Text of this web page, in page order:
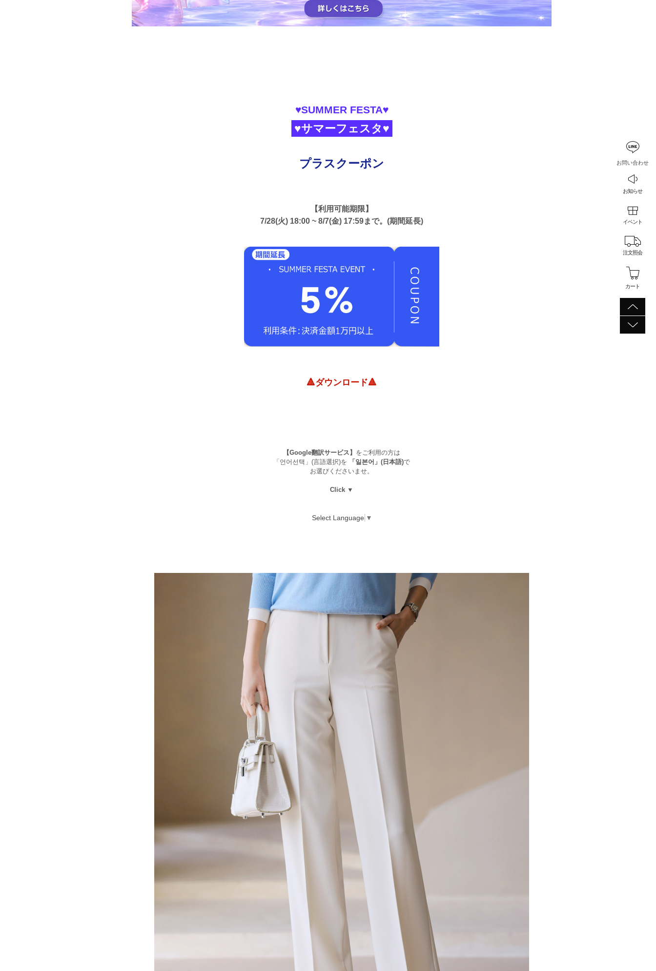
お問い合わせ
お知らせ
イベント
注文照会
カート
♥SUMMER FESTA♥
♥サマーフェスタ♥
プラスクーポン
【利用可能期限】
7/28(火) 18:00 ~ 8/7(金) 17:59まで。(期間延長)
🔺ダウンロード🔺
【Google翻訳サービス】 をご利用の方は
「언어선택」(言語選択)を
「일본어」(日本語)で
お選びくださいませ。
Click ▼
Select Language ▼